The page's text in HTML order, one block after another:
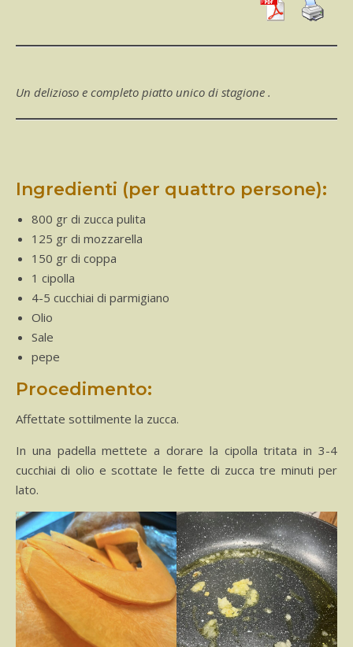
Un delizioso e completo piatto unico di stagione .
Ingredienti (per quattro persone):
800 gr di zucca pulita
125 gr di mozzarella
150 gr di coppa
1 cipolla
4-5 cucchiai di parmigiano
Olio
Sale
pepe
Procedimento:
Affettate sottilmente la zucca.
In una padella mettete a dorare la cipolla tritata in 3-4
cucchiai di olio e scottate le fette di zucca tre minuti per
lato.